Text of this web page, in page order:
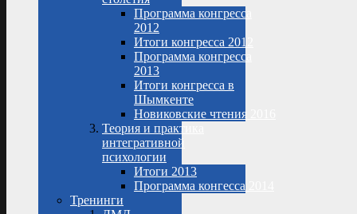
Программа конгресса
2012
Итоги конгресса 2012
Программа конгресса
2013
Итоги конгресса в
Шымкенте
Новиковские чтения 2016
Теория и практика
интегративной
психологии
Итоги 2013
Программа конгесса 2014
Тренинги